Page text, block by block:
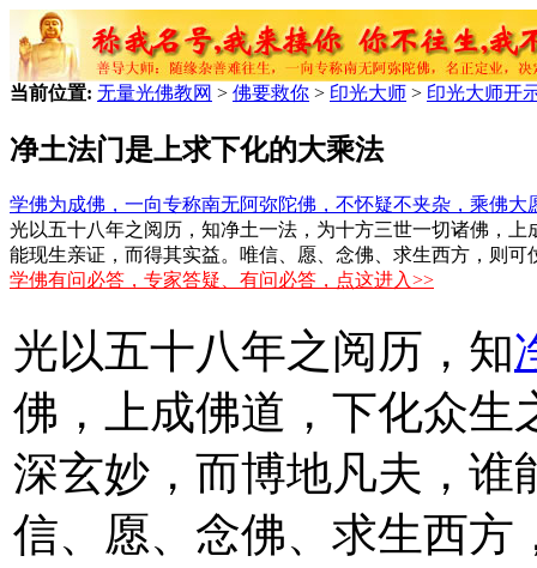
当前位置: 无量光佛教网 > 佛要救你 > 印光大师 > 印光大师开
净土法门是上求下化的大乘法
学佛为成佛，一向专称南无阿弥陀佛，不怀疑不夹杂，乘佛大
光以五十八年之阅历，知净土一法，为十方三世一切诸佛，
能现生亲证，而得其实益。唯信、愿、念佛、求生西方，则可
学佛有问必答，专家答疑、有问必答，点这进入>>
光以五十八年之阅历，知
佛，上成佛道，下化众生
深玄妙，而博地凡夫，谁
信、愿、念佛、求生西方